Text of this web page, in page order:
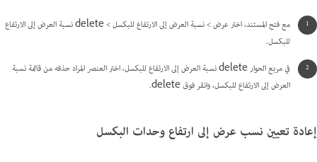
مع فتح المستند، اختر عرض > نسبة العرض إلى الارتفاع للبكسل > delete نسبة العرض إلى الارتفاع
للبكسل.
في مربع الحوار delete نسبة العرض إلى الارتفاع للبكسل، اختر العنصر المراد حذفه من قائمة نسبة
العرض إلى الارتفاع للبكسل، وانقر فوق delete.
إعادة تعيين نسب عرض إلى ارتفاع وحدات البكسل